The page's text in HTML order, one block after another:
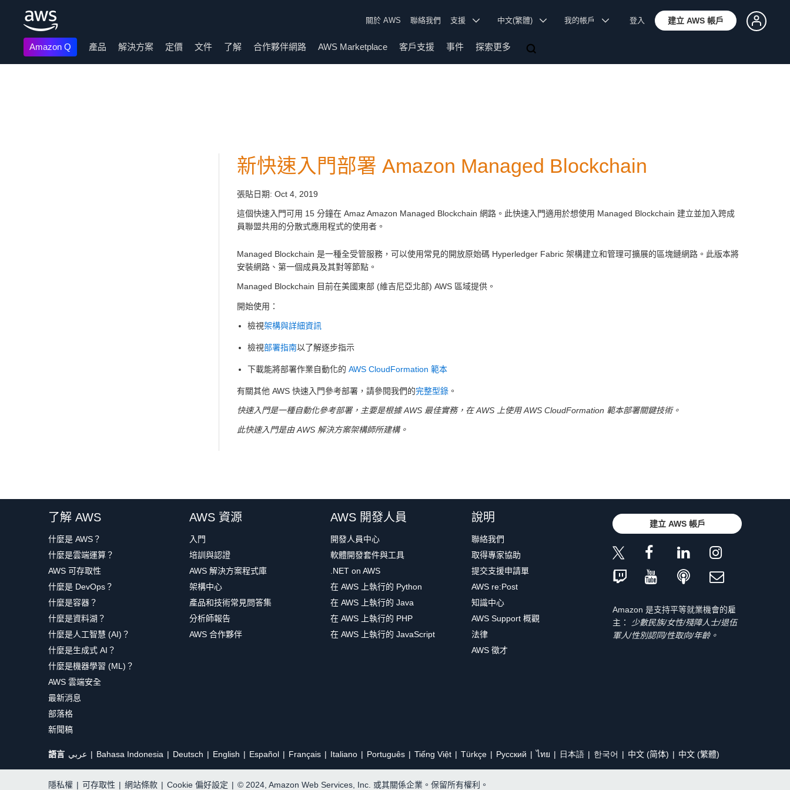
關於 AWS 聯絡我們 支援 中文(繁體) 我的帳戶 登入 建立 AWS 帳戶
Amazon Q 產品 解決方案 定價 文件 了解 合作夥伴網路 AWS Marketplace 客戶支援 事件 探索更多
新快速入門部署 Amazon Managed Blockchain
張貼日期: Oct 4, 2019
這個快速入門可用 15 分鐘在 Amaz Amazon Managed Blockchain 網路。此快速入門適用於想使用 Managed Blockchain 建立並加入跨成
員聯盟共用的分散式應用程式的使用者。
Managed Blockchain 是一種全受管服務，可以使用常見的開放原始碼 Hyperledger Fabric 架構建立和管理可擴展的區塊鏈網路。此版本將
安裝網路、第一個成員及其對等節點。
Managed Blockchain 目前在美國東部 (維吉尼亞北部) AWS 區域提供。
開始使用：
檢視架構與詳細資訊
檢視部署指南以了解逐步指示
下載能將部署作業自動化的 AWS CloudFormation 範本
有關其他 AWS 快速入門參考部署，請參閱我們的完整型錄 。
快速入門是一種自動化參考部署，主要是根據 AWS 最佳實務，在 AWS 上使用 AWS CloudFormation 範本部署關鍵技術。
此快速入門是由 AWS 解決方案架構師所建構。
了解 AWS
什麼是 AWS？
什麼是雲端運算？
AWS 可存取性
什麼是 DevOps？
什麼是容器？
什麼是資料湖？
什麼是人工智慧 (AI)？
什麼是生成式 AI？
什麼是機器學習 (ML)？
AWS 雲端安全
最新消息
部落格
新聞稿
AWS 資源
入門
培訓與認證
AWS 解決方案程式庫
架構中心
產品和技術常見問答集
分析師報告
AWS 合作夥伴
AWS 開發人員
開發人員中心
軟體開發套件與工具
.NET on AWS
在 AWS 上執行的 Python
在 AWS 上執行的 Java
在 AWS 上執行的 PHP
在 AWS 上執行的 JavaScript
說明
聯絡我們
取得專家協助
提交支援申請單
AWS re:Post
知識中心
AWS Support 概觀
法律
AWS 徵才
建立 AWS 帳戶
Amazon 是支持平等就業機會的雇
主：
少數民族/女性/殘障人士/退伍
軍人/性別認同/性取向/年齡。
語言 عربي Bahasa Indonesia Deutsch English Español Français Italiano Português Tiếng Việt Türkçe Ρусский ไทย 日本語 한국어 中文 (简体) 中文 (繁體)
隱私權 | 可存取性 | 網站條款 | Cookie 偏好設定 | © 2024, Amazon Web Services, Inc. 或其關係企業。保留所有權利。